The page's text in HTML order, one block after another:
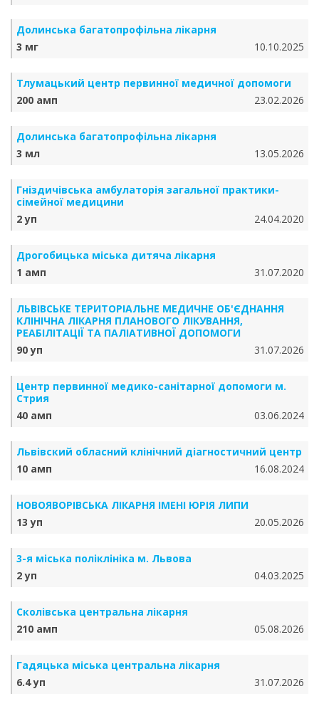
Долинська багатопрофільна лікарня
3 мг
10.10.2025
Тлумацький центр первинної медичної допомоги
200 амп
23.02.2026
Долинська багатопрофільна лікарня
3 мл
13.05.2026
Гніздичівська амбулаторія загальної практики-
сімейної медицини
2 уп
24.04.2020
Дрогобицька міська дитяча лікарня
1 амп
31.07.2020
ЛЬВІВСЬКЕ ТЕРИТОРІАЛЬНЕ МЕДИЧНЕ ОБ'ЄДНАННЯ
КЛІНІЧНА ЛІКАРНЯ ПЛАНОВОГО ЛІКУВАННЯ,
РЕАБІЛІТАЦІЇ ТА ПАЛІАТИВНОЇ ДОПОМОГИ
90 уп
31.07.2026
Центр первинної медико-санітарної допомоги м.
Стрия
40 амп
03.06.2024
Львівский обласний клінічний діагностичний центр
10 амп
16.08.2024
НОВОЯВОРІВСЬКА ЛІКАРНЯ ІМЕНІ ЮРІЯ ЛИПИ
13 уп
20.05.2026
3-я міська поліклініка м. Львова
2 уп
04.03.2025
Сколівська центральна лікарня
210 амп
05.08.2026
Гадяцька міська центральна лікарня
6.4 уп
31.07.2026